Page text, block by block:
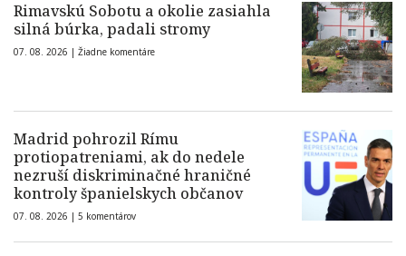
Rimavskú Sobotu a okolie zasiahla
silná búrka, padali stromy
07. 08. 2026 | Žiadne komentáre
Madrid pohrozil Rímu
protiopatreniami, ak do nedele
nezruší diskriminačné hraničné
kontroly španielskych občanov
07. 08. 2026 | 5 komentárov